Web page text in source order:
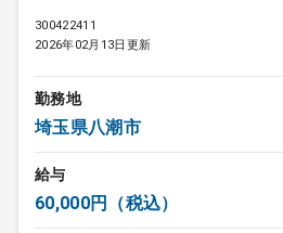
300422411
2026年02月13日更新
勤務地
埼玉県八潮市
給与
60,000円（税込）